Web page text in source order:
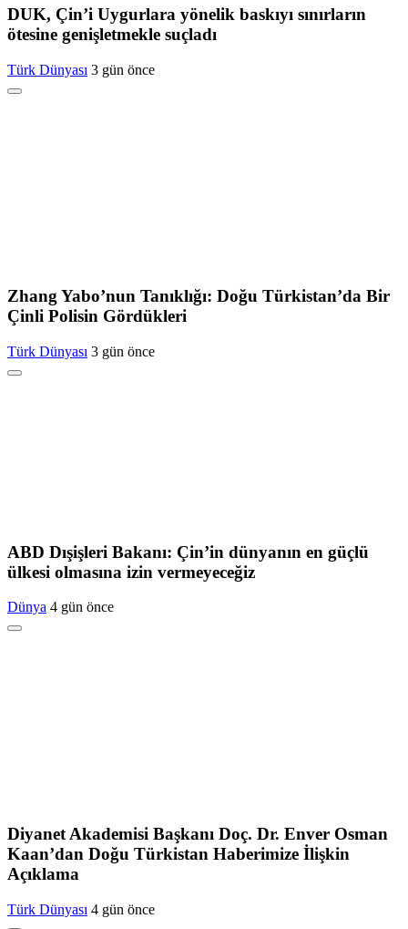
DUK, Çin’i Uygurlara yönelik baskıyı sınırların
ötesine genişletmekle suçladı
Türk Dünyası 3 gün önce
Zhang Yabo’nun Tanıklığı: Doğu Türkistan’da Bir
Çinli Polisin Gördükleri
Türk Dünyası 3 gün önce
ABD Dışişleri Bakanı: Çin’in dünyanın en güçlü
ülkesi olmasına izin vermeyeceğiz
Dünya 4 gün önce
Diyanet Akademisi Başkanı Doç. Dr. Enver Osman
Kaan’dan Doğu Türkistan Haberimize İlişkin
Açıklama
Türk Dünyası 4 gün önce